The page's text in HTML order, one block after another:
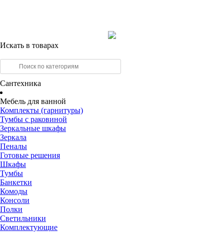
Искать в товарах
Сантехника
Мебель для ванной
Комплекты (гарнитуры)
Тумбы с раковиной
Зеркальные шкафы
Зеркала
Пеналы
Готовые решения
Шкафы
Тумбы
Банкетки
Комоды
Консоли
Полки
Светильники
Комплектующие